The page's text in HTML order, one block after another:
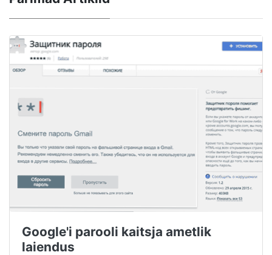
Google'i parooli kaitsja ametlik
laiendus